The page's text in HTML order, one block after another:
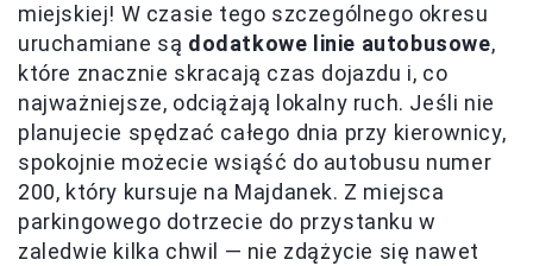
miejskiej! W czasie tego szczególnego okresu
uruchamiane są dodatkowe linie autobusowe,
które znacznie skracają czas dojazdu i, co
najważniejsze, odciążają lokalny ruch. Jeśli nie
planujecie spędzać całego dnia przy kierownicy,
spokojnie możecie wsiąść do autobusu numer
200, który kursuje na Majdanek. Z miejsca
parkingowego dotrzecie do przystanku w
zaledwie kilka chwil — nie zdążycie się nawet